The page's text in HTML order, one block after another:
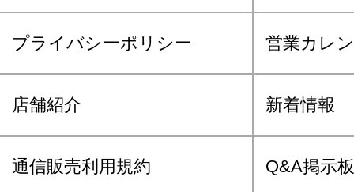
プライバシーポリシー 営業カレ
店舗紹介 新着情報
通信販売利用規約 Q&A掲示板